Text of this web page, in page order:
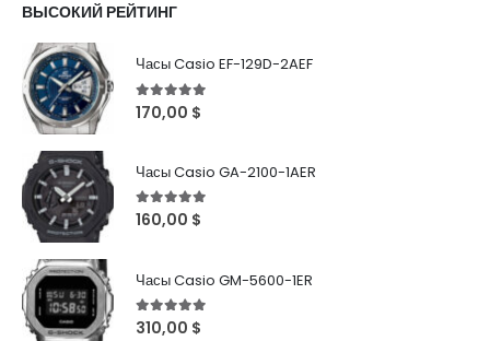
ВЫСОКИЙ РЕЙТИНГ
Часы Casio EF-129D-2AEF
5out of 5
170,00 $
Часы Casio GA-2100-1AER
5out of 5
160,00 $
Часы Casio GM-5600-1ER
5out of 5
310,00 $